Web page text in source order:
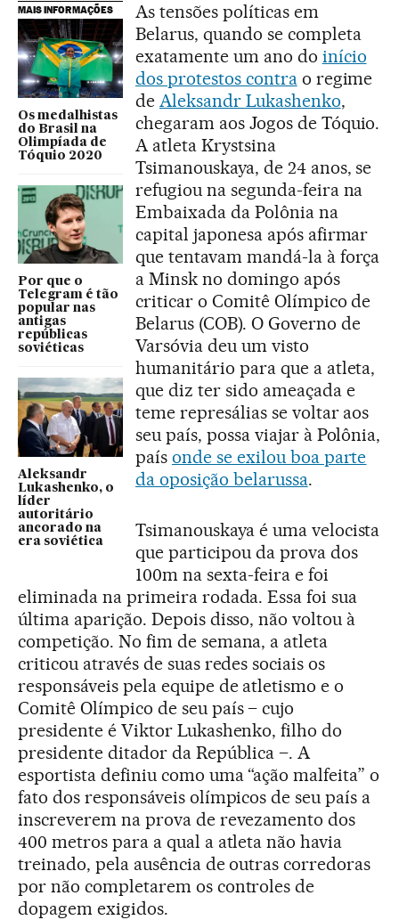
MAIS INFORMAÇÕES
Os medalhistas
do Brasil na
Olimpíada de
Tóquio 2020
Por que o
Telegram é tão
popular nas
antigas
repúblicas
soviéticas
Aleksandr
Lukashenko, o
líder
autoritário
ancorado na
era soviética
As tensões políticas em
Belarus, quando se completa
exatamente um ano do início
dos protestos contrao regime
de Aleksandr Lukashenko,
chegaram aos Jogos de Tóquio.
A atleta Krystsina
Tsimanouskaya, de 24 anos, se
refugiou na segunda-feira na
Embaixada da Polônia na
capital japonesa após afirmar
que tentavam mandá-la à força
a Minsk no domingo após
criticar o Comitê Olímpico de
Belarus (COB). O Governo de
Varsóvia deu um visto
humanitário para que a atleta,
que diz ter sido ameaçada e
teme represálias se voltar aos
seu país, possa viajar à Polônia,
país onde se exilou boa parte
da oposição belarussa.
Tsimanouskaya é uma velocista
que participou da prova dos
100m na sexta-feira e foi
eliminada na primeira rodada. Essa foi sua
última aparição. Depois disso, não voltou à
competição. No fim de semana, a atleta
criticou através de suas redes sociais os
responsáveis pela equipe de atletismo e o
Comitê Olímpico de seu país – cujo
presidente é Viktor Lukashenko, filho do
presidente ditador da República –. A
esportista definiu como uma “ação malfeita” o
fato dos responsáveis olímpicos de seu país a
inscreverem na prova de revezamento dos
400 metros para a qual a atleta não havia
treinado, pela ausência de outras corredoras
por não completarem os controles de
dopagem exigidos.